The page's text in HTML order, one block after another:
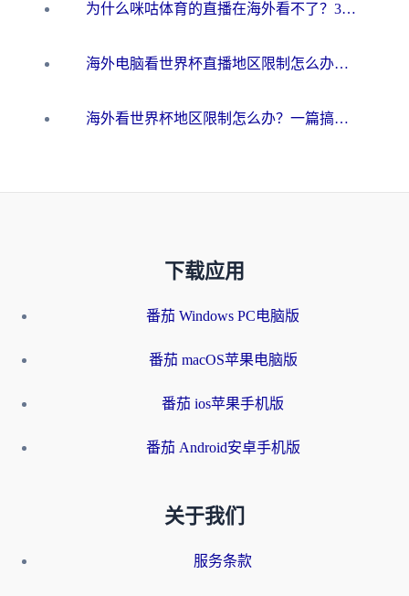
为什么咪咕体育的直播在海外看不了？3步解决海外看世界杯+抖音地区限制难题
海外电脑看世界杯直播地区限制怎么办？你需要一个聪明的加速器
海外看世界杯地区限制怎么办？一篇搞定咪咕视频播放+国内资源无缝访问指南
下载应用
番茄 Windows PC电脑版
番茄 macOS苹果电脑版
番茄 ios苹果手机版
番茄 Android安卓手机版
关于我们
服务条款